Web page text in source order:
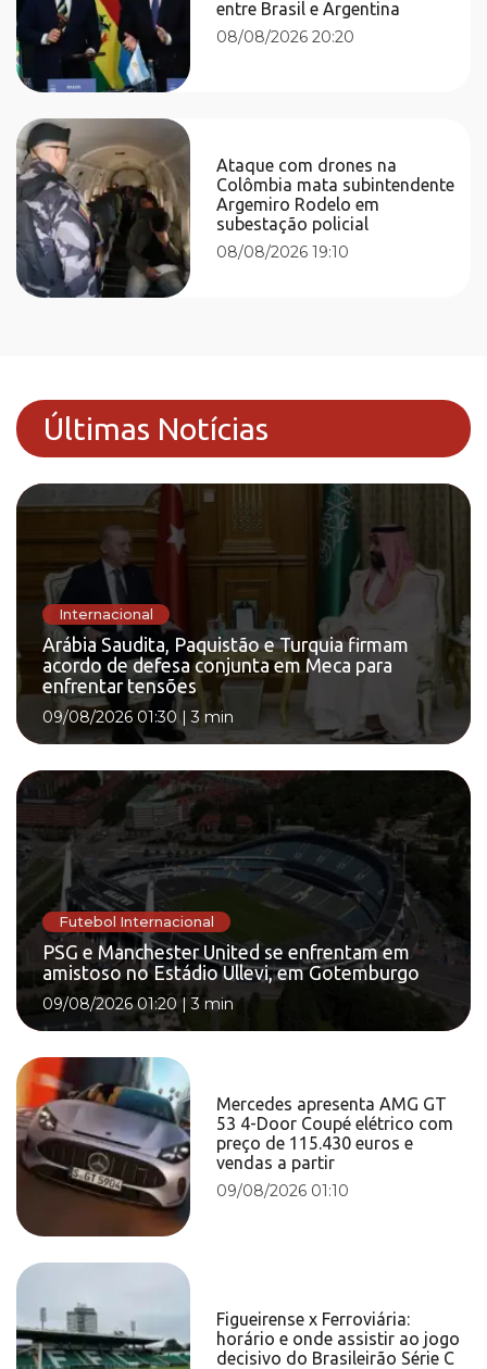
entre Brasil e Argentina
08/08/2026 20:20
Ataque com drones na
Colômbia mata subintendente
Argemiro Rodelo em
subestação policial
08/08/2026 19:10
Últimas Notícias
Internacional
Arábia Saudita, Paquistão e Turquia firmam
acordo de defesa conjunta em Meca para
enfrentar tensões
09/08/2026 01:30|3 min
Futebol Internacional
PSG e Manchester United se enfrentam em
amistoso no Estádio Ullevi, em Gotemburgo
09/08/2026 01:20 |3 min
Mercedes apresenta AMG GT
53 4-Door Coupé elétrico com
preço de 115.430 euros e
vendas a partir
09/08/2026 01:10
Figueirense x Ferroviária:
horário e onde assistir ao jogo
decisivo do Brasileirão Série C